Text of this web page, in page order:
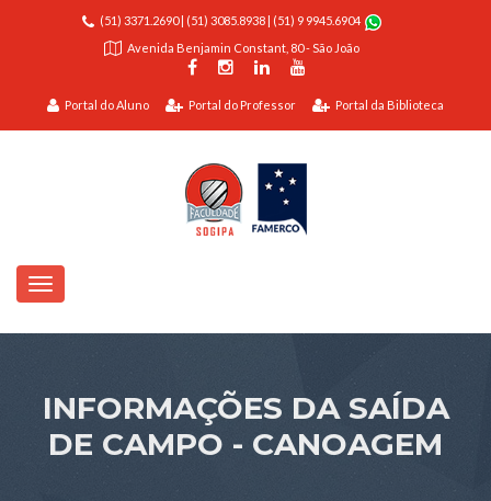
(51) 3371.2690| (51) 3085.8938|
(51) 9 9945.6904
Avenida Benjamin Constant, 80 - São João
Portal do Aluno Portal do Professor Portal da Biblioteca
INFORMAÇÕES DA SAÍDA
DE CAMPO - CANOAGEM